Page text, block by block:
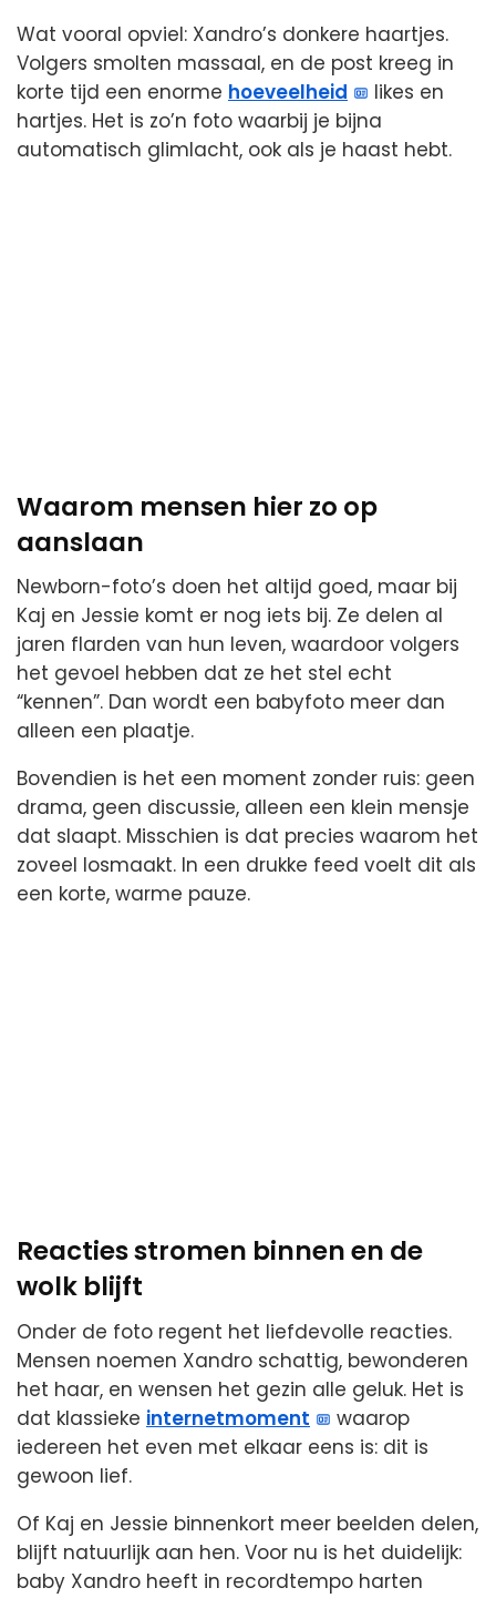
Wat vooral opviel: Xandro’s donkere haartjes.
Volgers smolten massaal, en de post kreeg in
korte tijd een enorme hoeveelheid
likes en
hartjes. Het is zo’n foto waarbij je bijna
automatisch glimlacht, ook als je haast hebt.
Waarom mensen hier zo op
aanslaan
Newborn-foto’s doen het altijd goed, maar bij
Kaj en Jessie komt er nog iets bij. Ze delen al
jaren flarden van hun leven, waardoor volgers
het gevoel hebben dat ze het stel echt
“kennen”. Dan wordt een babyfoto meer dan
alleen een plaatje.
Bovendien is het een moment zonder ruis: geen
drama, geen discussie, alleen een klein mensje
dat slaapt. Misschien is dat precies waarom het
zoveel losmaakt. In een drukke feed voelt dit als
een korte, warme pauze.
Reacties stromen binnen en de
wolk blijft
Onder de foto regent het liefdevolle reacties.
Mensen noemen Xandro schattig, bewonderen
het haar, en wensen het gezin alle geluk. Het is
dat klassieke internetmoment
waarop
iedereen het even met elkaar eens is: dit is
gewoon lief.
Of Kaj en Jessie binnenkort meer beelden delen,
blijft natuurlijk aan hen. Voor nu is het duidelijk:
baby Xandro heeft in recordtempo harten